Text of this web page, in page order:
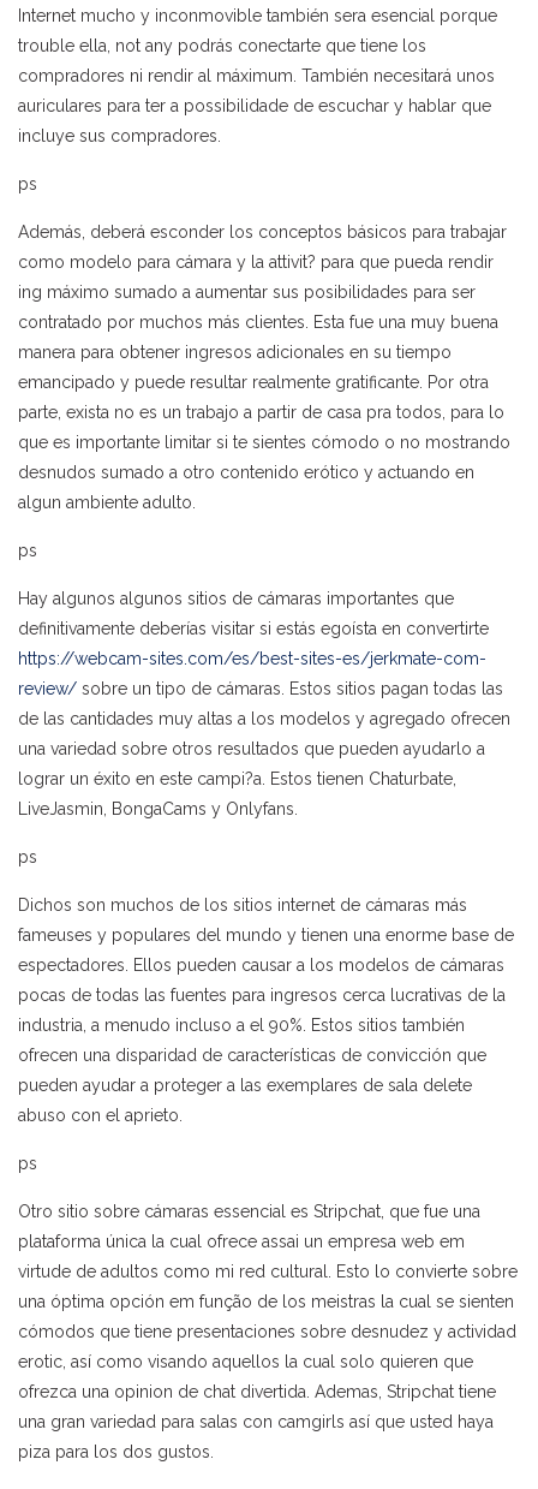
Internet mucho y inconmovible también sera esencial porque
trouble ella, not any podrás conectarte que tiene los
compradores ni rendir al máximum. También necesitará unos
auriculares para ter a possibilidade de escuchar y hablar que
incluye sus compradores.
ps
Además, deberá esconder los conceptos básicos para trabajar
como modelo para cámara y la attivit? para que pueda rendir
ing máximo sumado a aumentar sus posibilidades para ser
contratado por muchos más clientes. Esta fue una muy buena
manera para obtener ingresos adicionales en su tiempo
emancipado y puede resultar realmente gratificante. Por otra
parte, exista no es un trabajo a partir de casa pra todos, para lo
que es importante limitar si te sientes cómodo o no mostrando
desnudos sumado a otro contenido erótico y actuando en
algun ambiente adulto.
ps
Hay algunos algunos sitios de cámaras importantes que
definitivamente deberías visitar si estás egoísta en convertirte
https://webcam-sites.com/es/best-sites-es/jerkmate-com-
review/ sobre un tipo de cámaras. Estos sitios pagan todas las
de las cantidades muy altas a los modelos y agregado ofrecen
una variedad sobre otros resultados que pueden ayudarlo a
lograr un éxito en este campi?a. Estos tienen Chaturbate,
LiveJasmin, BongaCams y Onlyfans.
ps
Dichos son muchos de los sitios internet de cámaras más
fameuses y populares del mundo y tienen una enorme base de
espectadores. Ellos pueden causar a los modelos de cámaras
pocas de todas las fuentes para ingresos cerca lucrativas de la
industria, a menudo incluso a el 90%. Estos sitios también
ofrecen una disparidad de características de convicción que
pueden ayudar a proteger a las exemplares de sala delete
abuso con el aprieto.
ps
Otro sitio sobre cámaras essencial es Stripchat, que fue una
plataforma única la cual ofrece assai un empresa web em
virtude de adultos como mi red cultural. Esto lo convierte sobre
una óptima opción em função de los meistras la cual se sienten
cómodos que tiene presentaciones sobre desnudez y actividad
erotic, así como visando aquellos la cual solo quieren que
ofrezca una opinion de chat divertida. Ademas, Stripchat tiene
una gran variedad para salas con camgirls así que usted haya
piza para los dos gustos.